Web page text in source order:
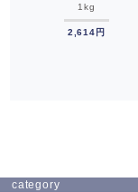
1kg
2,614円
category